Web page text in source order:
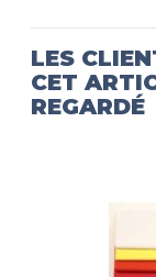
LES
CET
REGARDÉ